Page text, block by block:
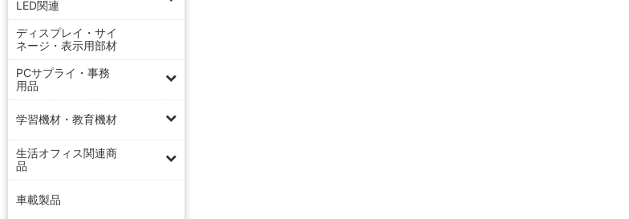
LED関連
ディスプレイ・サイ
ネージ・表示用部材
PCサプライ・事務
用品
学習機材・教育機材
生活オフィス関連商
品
車載製品